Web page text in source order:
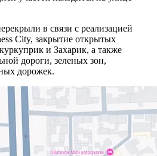
в связи с реализацией
City, закрытие открытых
и Захарик, а также
дороги, зеленых зон,
дорожек.